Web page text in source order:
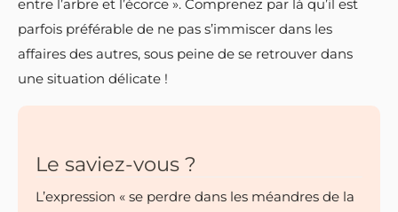
entre l’arbre et l’écorce ». Comprenez par là qu’il est
parfois préférable de ne pas s’immiscer dans les
affaires des autres, sous peine de se retrouver dans
une situation délicate !
Le saviez-vous ?
L’expression « se perdre dans les méandres de la